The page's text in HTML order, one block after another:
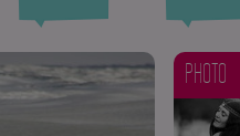
PHOTO